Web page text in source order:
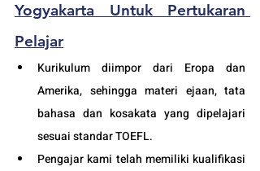
Yogyakarta Untuk Pertukaran
Pelajar
Kurikulum diimpor dari Eropa dan
Amerika, sehingga materi ejaan, tata
bahasa dan kosakata yang dipelajari
sesuai standar TOEFL.
Pengajar kami telah memiliki kualifikasi